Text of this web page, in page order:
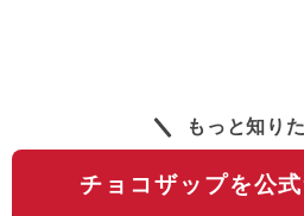
もっと知り
チョコザップを公